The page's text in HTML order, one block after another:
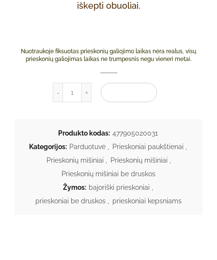
iškepti obuoliai.
Nuotraukoje fiksuotas prieskonių galiojimo laikas nėra realus, visų
prieskonių galiojimas laikas ne trumpesnis negu vieneri metai.
produkto kiekis: Bajoriški paukštienos
Produkto kodas: 477905020031
Kategorijos: Parduotuvė Prieskoniai paukštienai
Prieskonių mišiniai
Prieskonių mišiniai
Prieskonių mišiniai be druskos
Žymos: bajoriški prieskoniai
prieskoniai be druskos
prieskoniai kepsniams